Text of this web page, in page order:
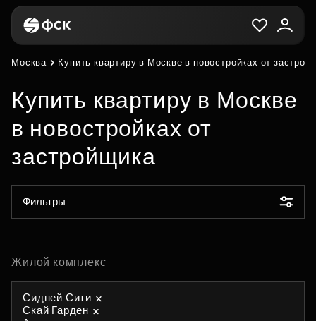
Москва Купить квартиру в Москве в новостройках от
Купить квартиру в Москве
в новостройках от
застройщика
Фильтры
Жилой комплекс
Сидней Сити
Скай Гарден